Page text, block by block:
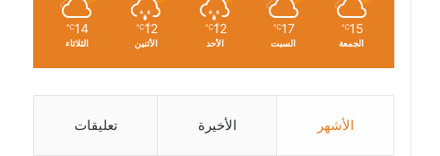
15
℃
الجمعة
17
℃
السبت
12
℃
الأحد
12
℃
الأثنين
14
℃
الثلاثاء
الأشهر الأخيرة تعليقات